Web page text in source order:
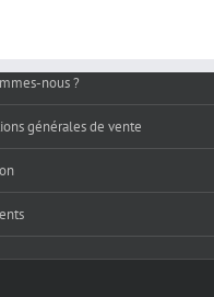
nous ?
générales de vente